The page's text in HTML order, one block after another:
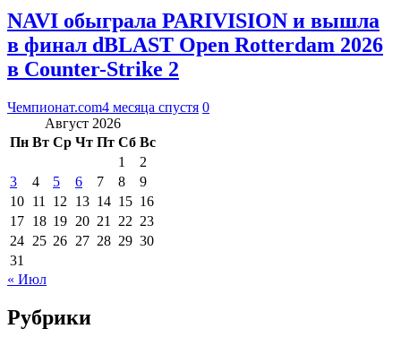
NAVI обыграла PARIVISION и вышла
в финал dBLAST Open Rotterdam 2026
в Counter-Strike 2
Чемпионат.com4 месяца спустя 0
Август 2026
Пн Вт Ср Чт Пт Сб Вс
1
2
3
4 5 6 7 8
9
10 11 12 13 14 15 16
17 18 19 20 21 22 23
24 25 26 27 28 29 30
31
« Июл
Рубрики